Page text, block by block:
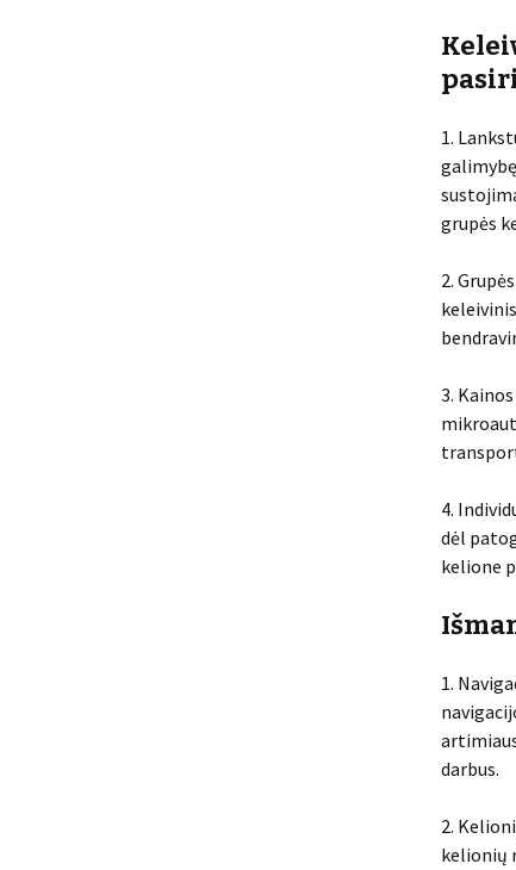
1.
grupės
2.
3.
4.
dėl
kelione
1.
darbus.
2.
kelionių